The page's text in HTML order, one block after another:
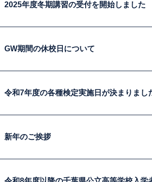
2025年度冬期講習の受付を開始しました
GW期間の休校日について
令和7年度の各種検定実施日が決まりまし
新年のご挨拶